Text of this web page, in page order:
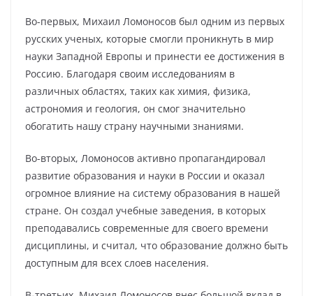
Во-первых, Михаил Ломоносов был одним из первых
русских ученых, которые смогли проникнуть в мир
науки Западной Европы и принести ее достижения в
Россию. Благодаря своим исследованиям в
различных областях, таких как химия, физика,
астрономия и геология, он смог значительно
обогатить нашу страну научными знаниями.
Во-вторых, Ломоносов активно пропагандировал
развитие образования и науки в России и оказал
огромное влияние на систему образования в нашей
стране. Он создал учебные заведения, в которых
преподавались современные для своего времени
дисциплины, и считал, что образование должно быть
доступным для всех слоев населения.